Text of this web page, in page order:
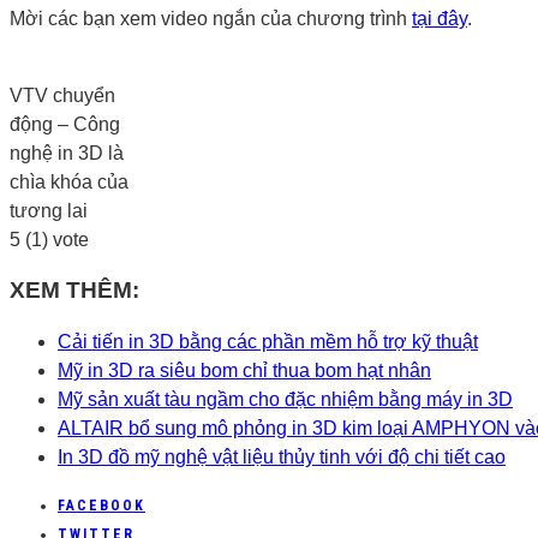
Mời các bạn xem video ngắn của chương trình tại đây.
VTV chuyển
động – Công
nghệ in 3D là
chìa khóa của
tương lai
5 (1) vote
XEM THÊM:
Cải tiến in 3D bằng các phần mềm hỗ trợ kỹ thuật
Mỹ in 3D ra siêu bom chỉ thua bom hạt nhân
Mỹ sản xuất tàu ngầm cho đặc nhiệm bằng máy in 3D
ALTAIR bổ sung mô phỏng in 3D kim loại AMPHYON
In 3D đồ mỹ nghệ vật liệu thủy tinh với độ chi tiết cao
FACEBOOK
TWITTER